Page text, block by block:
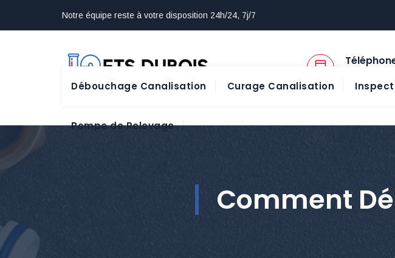
Notre équipe reste à votre disposition 24h/24, 7j/7
Débouchage Canalisation Curage Canalisation
Pompe de Relevage
Comment